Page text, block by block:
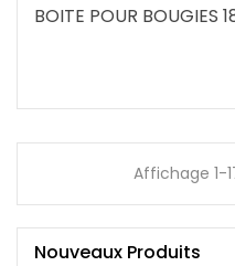
BOITE POUR BOUGIES
Affichage 1-
Nouveaux Produits